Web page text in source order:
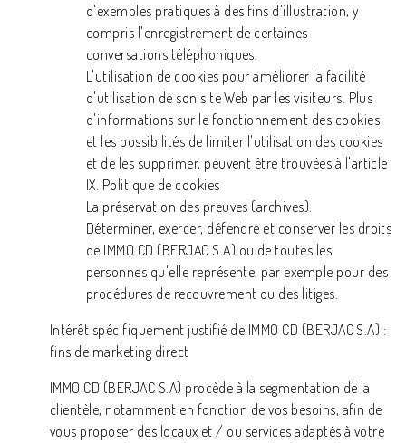
d'exemples pratiques à des fins d'illustration, y
compris l'enregistrement de certaines
conversations téléphoniques.
L'utilisation de cookies pour améliorer la facilité
d'utilisation de son site Web par les visiteurs. Plus
d'informations sur le fonctionnement des cookies
et les possibilités de limiter l'utilisation des cookies
et de les supprimer, peuvent être trouvées à l'article
IX. Politique de cookies
La préservation des preuves (archives).
Déterminer, exercer, défendre et conserver les droits
de IMMO CD (BERJAC S.A) ou de toutes les
personnes qu'elle représente, par exemple pour des
procédures de recouvrement ou des litiges.
Intérêt spécifiquement justifié de IMMO CD (BERJAC S.A) :
fins de marketing direct
IMMO CD (BERJAC S.A) procède à la segmentation de la
clientèle, notamment en fonction de vos besoins, afin de
vous proposer des locaux et / ou services adaptés à votre